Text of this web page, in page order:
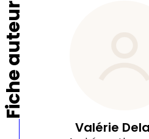
Fiche auteur
Valérie